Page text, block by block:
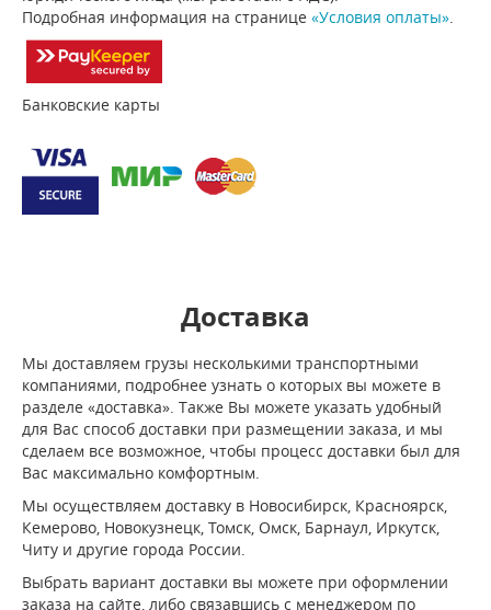
Подробная информация на странице «Условия оплаты».
Банковские карты
Доставка
Мы доставляем грузы несколькими транспортными
компаниями, подробнее узнать о которых вы можете в
разделе «доставка». Также Вы можете указать удобный
для Вас способ доставки при размещении заказа, и мы
сделаем все возможное, чтобы процесс доставки был для
Вас максимально комфортным.
Мы осуществляем доставку в Новосибирск, Красноярск,
Кемерово, Новокузнецк, Томск, Омск, Барнаул, Иркутск,
Читу и другие города России.
Выбрать вариант доставки вы можете при оформлении
заказа на сайте, либо связавшись с менеджером по